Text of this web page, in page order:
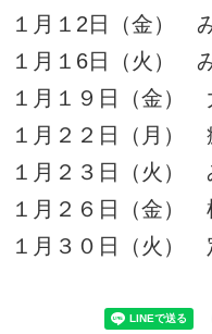
１月１2日（金）
１月１6日（火）
１月１９日（金）
１月２２日（月）
１月２３日（火）
１月２６日（金）
１月３０日（火）